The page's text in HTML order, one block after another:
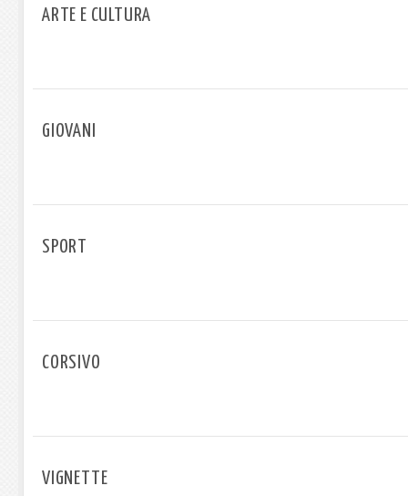
ARTE E CULTURA
GIOVANI
SPORT
CORSIVO
VIGNETTE